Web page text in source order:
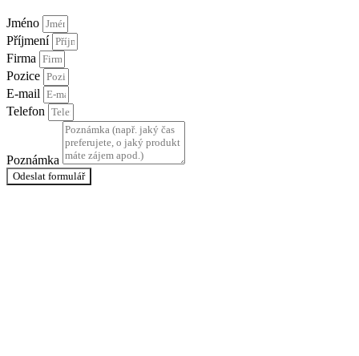
Jméno
Příjmení
Firma
Pozice
E-mail
Telefon
Poznámka
Odeslat formulář